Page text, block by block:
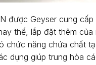
được Geyser cung
thế, lắp đặt thêm của
chức năng chứa chất
dụng giúp trung hòa